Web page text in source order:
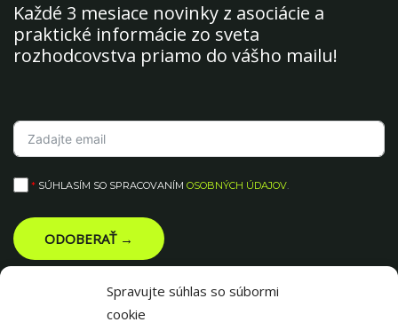
Spravujte súhlas so súbormi
cookie
Každé 3 mesiace novinky z asociácie a
praktické informácie zo sveta
rozhodcovstva priamo do vášho mailu!
* SÚHLASÍM SO SPRACOVANÍM OSOBNÝCH ÚDAJOV.
ODOBERAŤ →